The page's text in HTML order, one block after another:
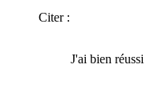
Citer :
J'ai bien réussi